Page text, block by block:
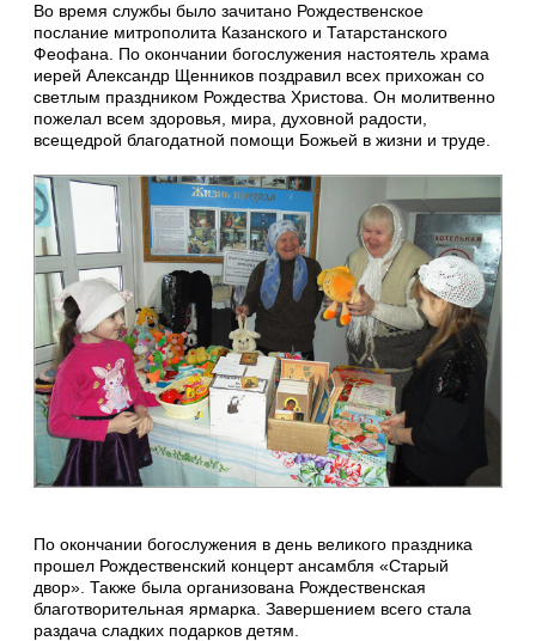
Во время службы было зачитано Рождественское
послание митрополита Казанского и Татарстанского
Феофана. По окончании богослужения настоятель храма
иерей Александр Щенников поздравил всех прихожан со
светлым праздником Рождества Христова. Он молитвенно
пожелал всем здоровья, мира, духовной радости,
всещедрой благодатной помощи Божьей в жизни и труде.
По окончании богослужения в день великого праздника
прошел Рождественский концерт ансамбля «Старый
двор». Также была организована Рождественская
благотворительная ярмарка. Завершением всего стала
раздача сладких подарков детям.